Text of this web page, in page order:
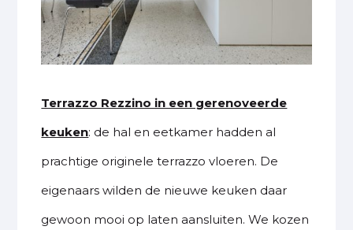
Terrazzo Rezzino in een gerenoveerde
keuken: de hal en eetkamer hadden al
prachtige originele terrazzo vloeren. De
eigenaars wilden de nieuwe keuken daar
gewoon mooi op laten aansluiten. We kozen